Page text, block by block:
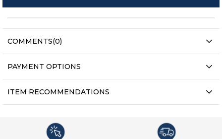
COMMENTS(0)
PAYMENT OPTIONS
ITEM RECOMMENDATIONS